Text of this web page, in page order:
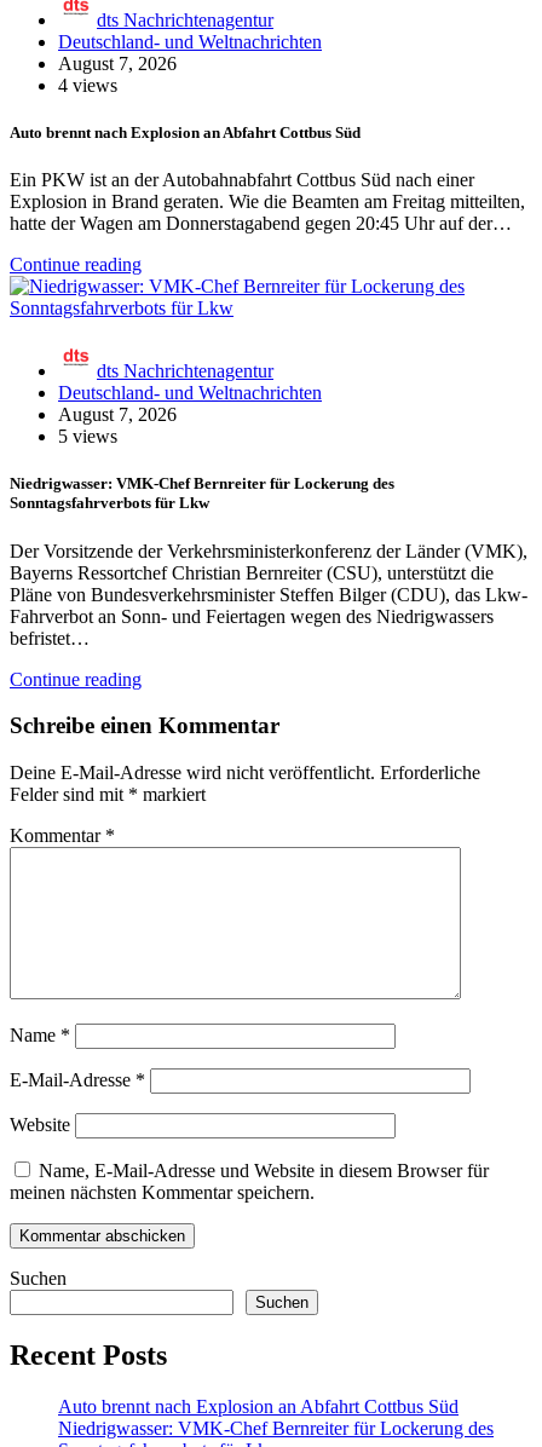
dts Nachrichtenagentur
Deutschland- und Weltnachrichten
August 7, 2026
4 views
Auto brennt nach Explosion an Abfahrt Cottbus Süd
Ein PKW ist an der Autobahnabfahrt Cottbus Süd nach einer
Explosion in Brand geraten. Wie die Beamten am Freitag mitteilten,
hatte der Wagen am Donnerstagabend gegen 20:45 Uhr auf der…
Continue reading
dts Nachrichtenagentur
Deutschland- und Weltnachrichten
August 7, 2026
5 views
Niedrigwasser: VMK-Chef Bernreiter für Lockerung des
Sonntagsfahrverbots für Lkw
Der Vorsitzende der Verkehrsministerkonferenz der Länder (VMK),
Bayerns Ressortchef Christian Bernreiter (CSU), unterstützt die
Pläne von Bundesverkehrsminister Steffen Bilger (CDU), das Lkw-
Fahrverbot an Sonn- und Feiertagen wegen des Niedrigwassers
befristet…
Continue reading
Schreibe einen Kommentar
Deine E-Mail-Adresse wird nicht veröffentlicht. Erforderliche
Felder sind mit * markiert
Kommentar *
Name *
E-Mail-Adresse *
Website
Name, E-Mail-Adresse und Website in diesem Browser für
meinen nächsten Kommentar speichern.
Suchen
Suchen
Recent Posts
Auto brennt nach Explosion an Abfahrt Cottbus Süd
Niedrigwasser: VMK-Chef Bernreiter für Lockerung des